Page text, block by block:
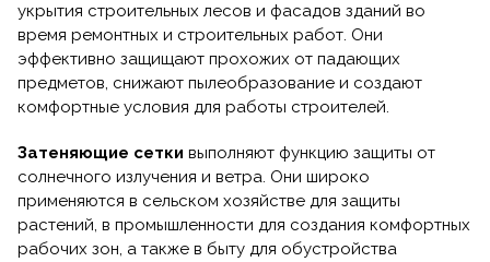
укрытия строительных лесов и фасадов зданий во
время ремонтных и строительных работ. Они
эффективно защищают прохожих от падающих
предметов, снижают пылеобразование и создают
комфортные условия для работы строителей.
Затеняющие сетки выполняют функцию защиты от
солнечного излучения и ветра. Они широко
применяются в сельском хозяйстве для защиты
растений, в промышленности для создания комфортных
рабочих зон, а также в быту для обустройства